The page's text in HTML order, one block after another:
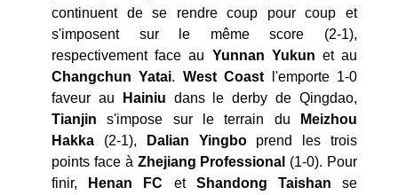
continuent de se rendre coup pour coup et
s'imposent sur le même score (2-1),
respectivement face au Yunnan Yukun et au
Changchun Yatai. West Coast l'emporte 1-0
faveur au
Hainiu dans le derby de Qingdao,
Tianjin s'impose sur le terrain du Meizhou
Hakka (2-1), Dalian Yingboprend les trois
points face à Zhejiang Professional (1-0). Pour
finir,
Henan FC et Shandong Taishan se